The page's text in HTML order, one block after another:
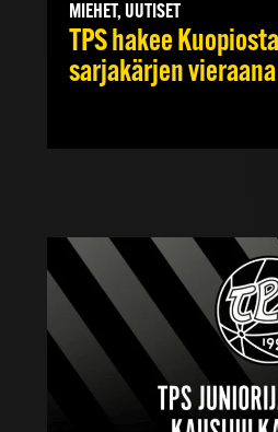
MIEHET, UUTISET
TPS hakee
sarjakärjen vieraana